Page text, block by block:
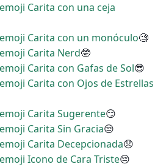
Carita con una ceja
Carita con un monóculo🧐
Carita Nerd🤓
Carita con Gafas de Sol😎
Carita con Ojos de Estrellas
Carita Sugerente😏
Carita Sin Gracia😒
Carita Decepcionada😞
Icono de Cara Triste😔